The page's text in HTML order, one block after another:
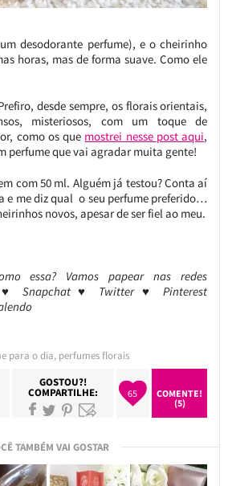
desodorante perfume), e o cheirinho
horas, mas de forma suave. Como ele
desde sempre, os florais orientais,
misteriosos, com um toque de
como os que mostrei nesse post aqui,
perfume que vai agradar muita gente!
com 50 ml. Alguém já testou? Conta aí
e me diz qual o seu perfume preferido…
novos, apesar de ser fiel ao meu.
essa? Vamos papear nas redes
♥ Snapchat ♥ Twitter ♥ Pinterest
para o dia, perfumes florais
GOSTOU?!
COMPARTILHE: 65
COMENTE!
(5)
TAMBÉM VAI GOSTAR